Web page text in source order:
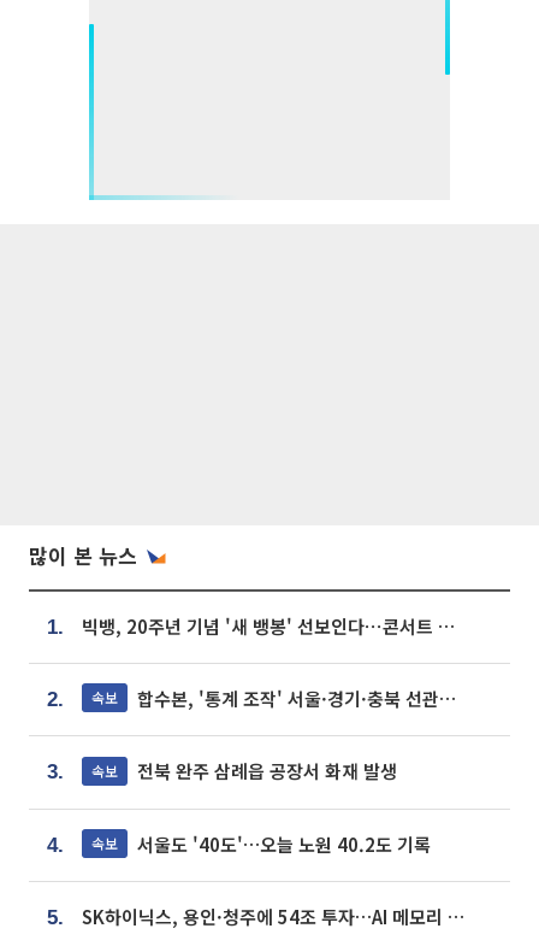
많이 본 뉴스
1. 빅뱅, 20주년 기념 '새 뱅봉' 선보인다⋯콘서트 앞두고 팝업 개최
2. 속보 합수본, '통계 조작' 서울·경기·충북 선관위 등 추가 압수수색
3. 속보 전북 완주 삼례읍 공장서 화재 발생
4. 속보 서울도 '40도'…오늘 노원 40.2도 기록
5. SK하이닉스, 용인·청주에 54조 투자…AI 메모리 생산기지 키운다